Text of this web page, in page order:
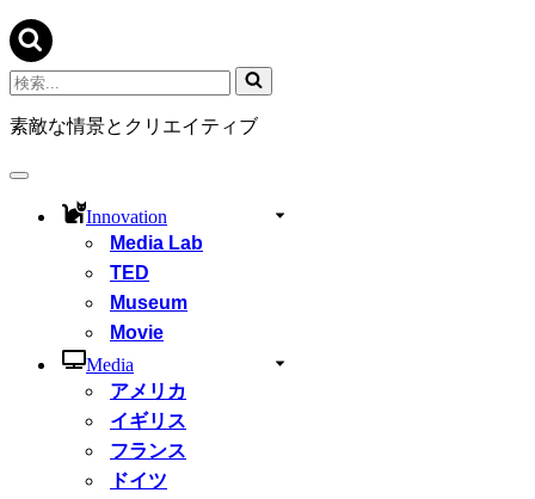
シ
ョ
ン
メ
ニ
ュ
検
索...
素敵な情景とクリエイティブ
ナ
Innovation
Media Lab
TED
Museum
Movie
Media
アメリカ
イギリス
フランス
ドイツ